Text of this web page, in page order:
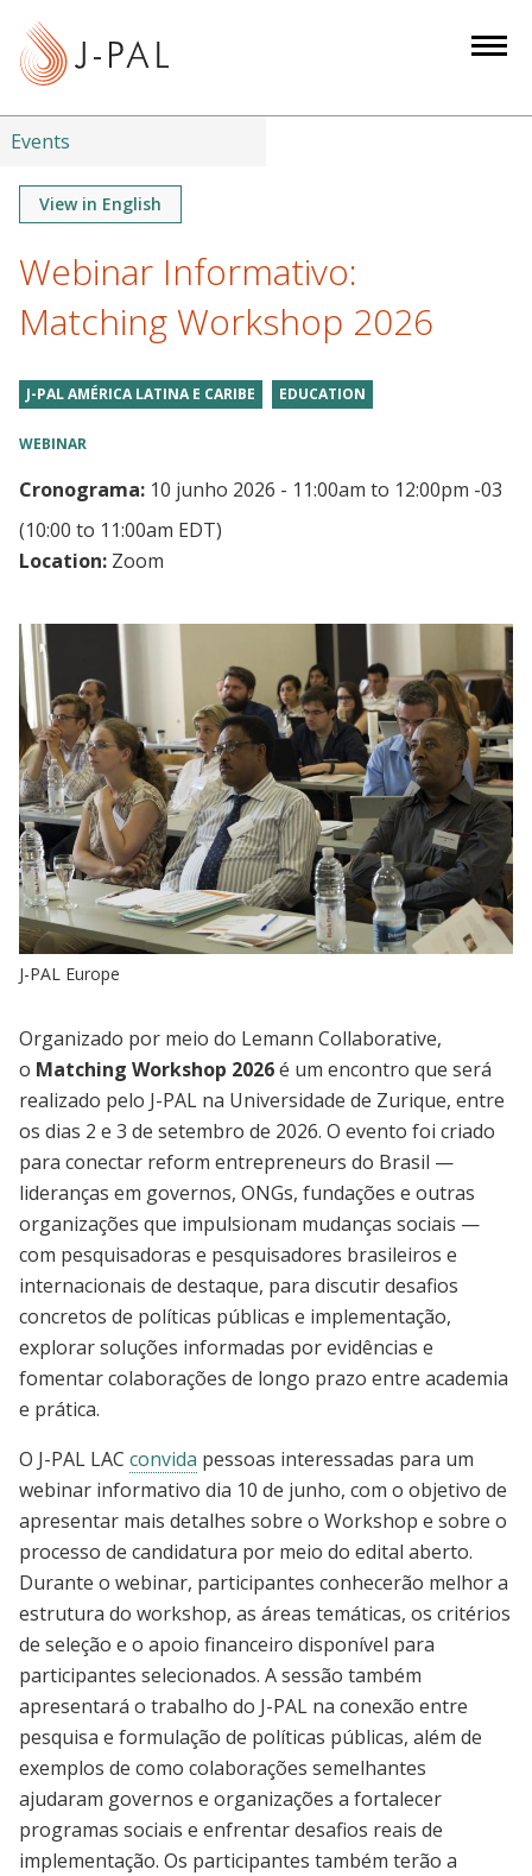
Events
View in English
Webinar Informativo:
Matching Workshop 2026
J-PAL AMÉRICA LATINA E CARIBE EDUCATION
WEBINAR
Cronograma: 10 junho 2026 - 11:00am to 12:00pm -03
(10:00 to 11:00am EDT)
Location: Zoom
J-PAL Europe
Organizado por meio do Lemann Collaborative,
o Matching Workshop 2026é um encontro que será
realizado pelo J-PAL na Universidade de Zurique, entre
os dias 2 e 3 de setembro de 2026. O evento foi criado
para conectar reform entrepreneurs do Brasil —
lideranças em governos, ONGs, fundações e outras
organizações que impulsionam mudanças sociais —
com pesquisadoras e pesquisadores brasileiros e
internacionais de destaque, para discutir desafios
concretos de políticas públicas e implementação,
explorar soluções informadas por evidências e
fomentar colaborações de longo prazo entre academia
e prática.
O J-PAL LAC convida pessoas interessadas para um
webinar informativo dia 10 de junho, com o objetivo de
apresentar mais detalhes sobre o Workshop e sobre o
processo de candidatura por meio do edital aberto.
Durante o webinar, participantes conhecerão melhor a
estrutura do workshop, as áreas temáticas, os critérios
de seleção e o apoio financeiro disponível para
participantes selecionados. A sessão também
apresentará o trabalho do J-PAL na conexão entre
pesquisa e formulação de políticas públicas, além de
exemplos de como colaborações semelhantes
ajudaram governos e organizações a fortalecer
programas sociais e enfrentar desafios reais de
implementação. Os participantes também terão a